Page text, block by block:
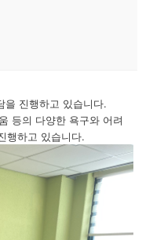
을 진행하고 있습니다.
등의 다양한 욕구와 어려
행하고 있습니다.